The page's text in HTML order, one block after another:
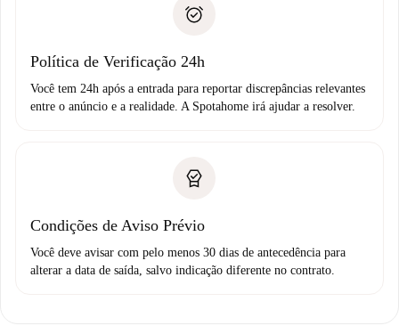
Débito direto bancário
não comunicar nenhum problema.
Política de Verificação 24h
Você tem 24h após a entrada para reportar discrepâncias relevantes
entre o anúncio e a realidade. A Spotahome irá ajudar a resolver.
Condições de Aviso Prévio
Você deve avisar com pelo menos 30 dias de antecedência para
alterar a data de saída, salvo indicação diferente no contrato.